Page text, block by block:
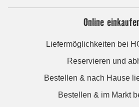
Online
Liefermöglichkeiten bei
Reservieren und
Bestellen & nach Hause
Bestellen & im Markt